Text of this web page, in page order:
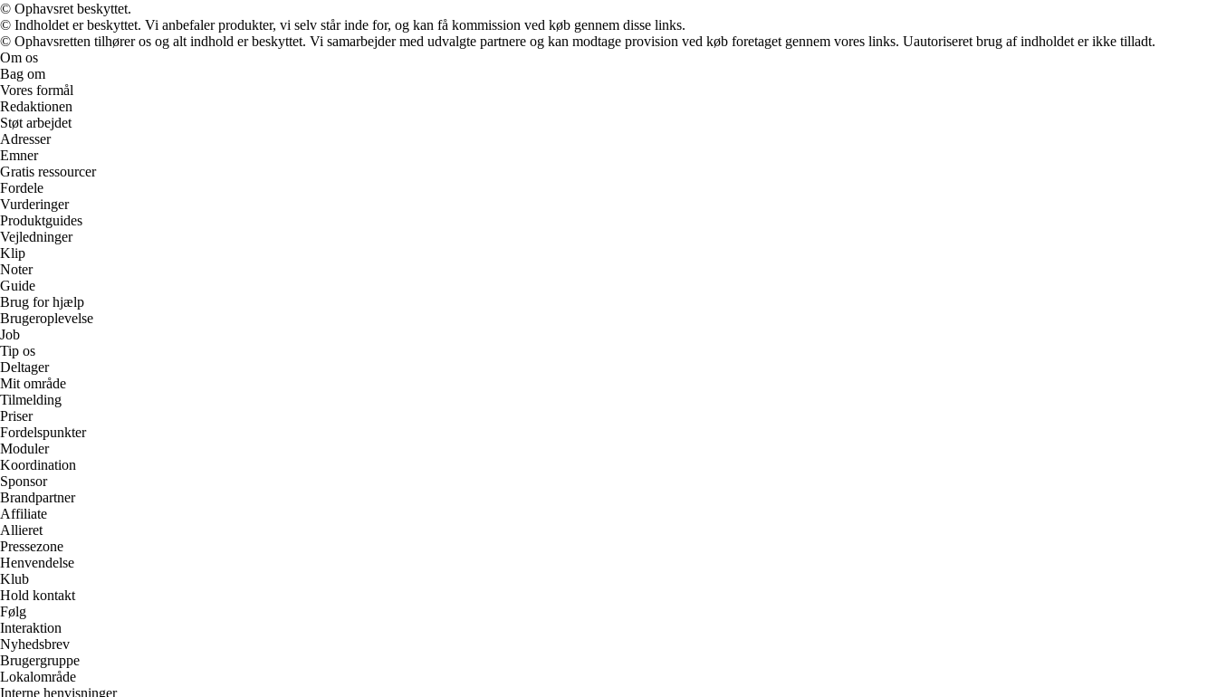
© Ophavsret beskyttet.
© Indholdet er beskyttet. Vi anbefaler produkter, vi selv står inde for, og kan få kommission ved køb gennem disse links.
© Ophavsretten tilhører os og alt indhold er beskyttet. Vi samarbejder med udvalgte partnere og kan modtage provision ved køb foretaget gennem vores links. Uautoriseret brug af indholdet er ikke tilladt.
Om os
Bag om
Vores formål
Redaktionen
Støt arbejdet
Adresser
Emner
Gratis ressourcer
Fordele
Vurderinger
Produktguides
Vejledninger
Klip
Noter
Guide
Brug for hjælp
Brugeroplevelse
Job
Tip os
Deltager
Mit område
Tilmelding
Priser
Fordelspunkter
Moduler
Koordination
Sponsor
Brandpartner
Affiliate
Allieret
Pressezone
Henvendelse
Klub
Hold kontakt
Følg
Interaktion
Nyhedsbrev
Brugergruppe
Lokalområde
Interne henvisninger